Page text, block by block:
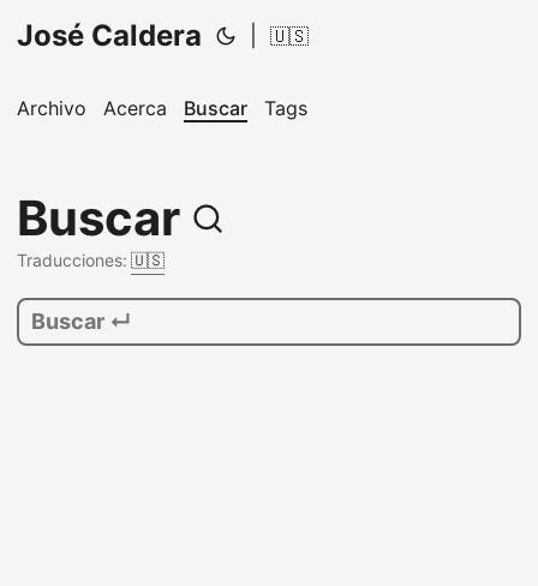
José Caldera 🇺🇸
Archivo Acerca Buscar Tags
Buscar
Traducciones: 🇺🇸